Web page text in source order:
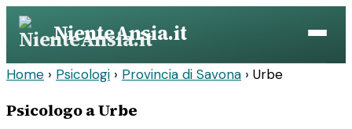
Vai
contenuto
NienteAnsia.it
Home › Psicologi › Provincia di Savona › Urbe
Psicologo a Urbe